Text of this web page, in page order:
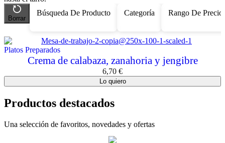
Búsqueda De Producto
Rango De
Categoría
Borrar
Platos Preparados
Crema de calabaza, zanahoria y jengibre
6,70 €
Lo quiero
Productos destacados
Una selección de favoritos, novedades y ofertas